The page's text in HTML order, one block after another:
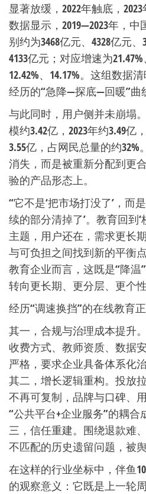
显著放缓，2022年触底，
数据显示，2019—2023年，
别约为3468亿元、4328亿元、
4133亿元；对应增速为21.47%
12.42%、14.17%。这组数据
经历的“急降—探底—回暖”曲
与此同时，用户侧并未崩塌
模约3.42亿，2023年约3.49亿
3.55亿，占网民总量的约
消失，而是被重新分配到更
验的产品形态上。
“它不是‘把市场打没了’，而
续的部分清掉了’。教育回到
主题，用户还在，需求更长
与可负担之间找到新的平衡
教育企业而言，这既是“降温
转向更长期、更分层、更个
经历“调速换挡”的在线教育
其一，合规与治理成本提升
收费方式、教师资质、数据
严格，要求企业具备体系化
其二，增长逻辑重构。投放
不再可复制，品牌与口碑、
“公共平台+企业服务”的耦
三，信任重建。围绕退款难
不匹配的历史遗留问题，被
在这样的行业坐标中，伴鱼
的观察意义：它既是上一轮